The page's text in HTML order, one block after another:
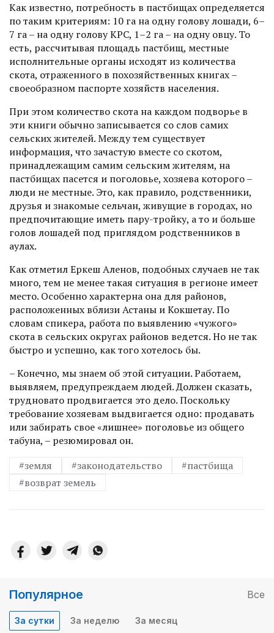
Как известно, потребность в пастбищах определяется
по таким критериям: 10 га на одну голову лошади, 6–
7 га – на одну голову КРС, 1–2 га – на одну овцу. То
есть, рассчитывая площадь пастбищ, местные
исполнительные органы исходят из количества
скота, отраженного в похозяйственных книгах –
своеобразном паспорте хозяйств населения.
При этом количество скота на каж­дом подворье в
эти книги обыч­но записывается со слов самих
сельских жителей. Между тем существует
информация, что зачастую вместе со скотом,
принадлежащим самим сельским жителям, на
пастбищах пасется и поголовье, хозяева которого –
люди не местные. Это, как правило, родственники,
друзья и знакомые сельчан, живущие в городах, но
предпочитающие иметь пару-тройку, а то и больше
голов лошадей под приглядом родственников в
аулах.
Как отметил Еркеш Аленов, подобных случаев не так
много, тем не менее такая ситуация в регионе имеет
место. Особенно характерна она для районов,
расположенных вблизи Астаны и Кокшетау. По
словам спикера, работа по выявлению «чужого»
скота в сельских округах районов ведется. Но не так
быст­ро и успешно, как того хотелось бы.
– Конечно, мы знаем об этой ситуации. Работаем,
выявляем, предупреж­даем людей. Должен сказать,
трудновато продвигается это дело. Поскольку
требование хозяевам выдвигается одно: продавать
или забирать свое «лишнее» поголовье из общего
табуна, – резюмировал он.
#земля
#законодательство
#пастбища
#возврат земель
Популярное Все
За сутки За неделю За месяц